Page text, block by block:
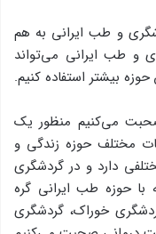
و طب ایرانی به هم
و طب ایرانی می‌تواند
بیشتر استفاده کنیم.
می‌کنیم منظور یک
مختلف حوزه زندگی و
دارد و در گردشگری
حوزه طب ایرانی گره
خوراک، گردشگری